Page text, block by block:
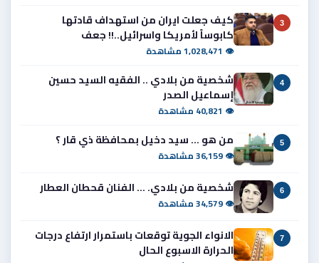
3
كيف جعلت ايران من استهداف قادتها
كابوساً لأمريكا واسرائيل..!! جعف
👁 1,028,471 مشاهدة
4
شخصية من بلادي .. الفقيه السيد حسين
إسماعيل الصدر
👁 40,821 مشاهدة
5 من هو ... سيد دخيل بمحافظة ذي قار ؟
👁 36,159 مشاهدة
6 شخصية من بلادي. ... الفنان قحطان العطار
👁 34,579 مشاهدة
7
الانواء الجوية توقعات باستمرار ارتفاع درجات
الحرارة الاسبوع الحال